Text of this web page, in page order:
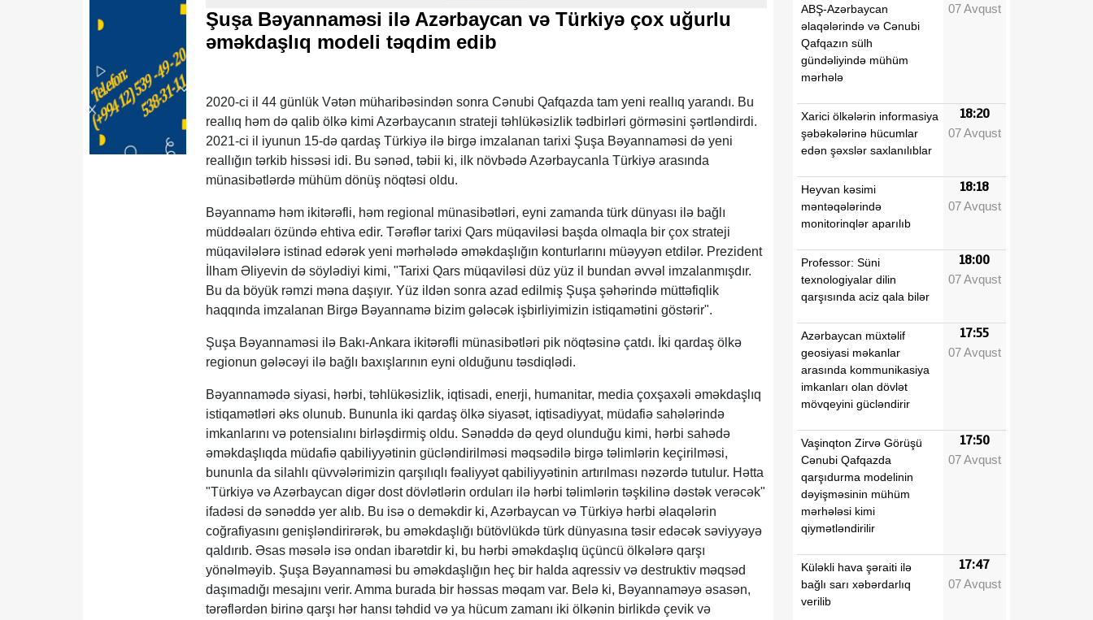
Şuşa Bəyannaməsi ilə Azərbaycan və Türkiyə çox uğurlu
əməkdaşlıq modeli təqdim edib
2020-ci il 44 günlük Vətən müharibəsindən sonra Cənubi Qafqazda tam yeni reallıq yarandı. Bu
reallıq həm də qalib ölkə kimi Azərbaycanın strateji təhlükəsizlik tədbirləri görməsini şərtləndirdi.
2021-ci il iyunun 15-də qardaş Türkiyə ilə birgə imzalanan tarixi Şuşa Bəyannaməsi də yeni
reallığın tərkib hissəsi idi. Bu sənəd, təbii ki, ilk növbədə Azərbaycanla Türkiyə arasında
münasibətlərdə mühüm dönüş nöqtəsi oldu.
Bəyannamə həm ikitərəfli, həm regional münasibətləri, eyni zamanda türk dünyası ilə bağlı
müddəaları özündə ehtiva edir. Tərəflər tarixi Qars müqaviləsi başda olmaqla bir çox strateji
müqavilələrə istinad edərək yeni mərhələdə əməkdaşlığın konturlarını müəyyən etdilər. Prezident
İlham Əliyevin də söylədiyi kimi, "Tarixi Qars müqaviləsi düz yüz il bundan əvvəl imzalanmışdır.
Bu da böyük rəmzi məna daşıyır. Yüz ildən sonra azad edilmiş Şuşa şəhərində müttəfiqlik
haqqında imzalanan Birgə Bəyannamə bizim gələcək işbirliyimizin istiqamətini göstərir".
Şuşa Bəyannaməsi ilə Bakı-Ankara ikitərəfli münasibətləri pik nöqtəsinə çatdı. İki qardaş ölkə
regionun gələcəyi ilə bağlı baxışlarının eyni olduğunu təsdiqlədi.
Bəyannamədə siyasi, hərbi, təhlükəsizlik, iqtisadi, enerji, humanitar, media çoxşaxəli əməkdaşlıq
istiqamətləri əks olunub. Bununla iki qardaş ölkə siyasət, iqtisadiyyat, müdafiə sahələrində
imkanlarını və potensialını birləşdirmiş oldu. Sənəddə də qeyd olunduğu kimi, hərbi sahədə
əməkdaşlıqda müdafiə qabiliyyətinin gücləndirilməsi məqsədilə birgə təlimlərin keçirilməsi,
bununla da silahlı qüvvələrimizin qarşılıqlı fəaliyyət qabiliyyətinin artırılması nəzərdə tutulur. Hətta
"Türkiyə və Azərbaycan digər dost dövlətlərin orduları ilə hərbi təlimlərin təşkilinə dəstək verəcək"
ifadəsi də sənəddə yer alıb. Bu isə o deməkdir ki, Azərbaycan və Türkiyə hərbi əlaqələrin
coğrafiyasını genişləndirirərək, bu əməkdaşlığı bütövlükdə türk dünyasına təsir edəcək səviyyəyə
qaldırıb. Əsas məsələ isə ondan ibarətdir ki, bu hərbi əməkdaşlıq üçüncü ölkələrə qarşı
yönəlməyib. Şuşa Bəyannaməsi bu əməkdaşlığın heç bir halda aqressiv və destruktiv məqsəd
daşımadığı mesajını verir. Amma burada bir həssas məqam var. Belə ki, Bəyannaməyə əsasən,
tərəflərdən birinə qarşı hər hansı təhdid və ya hücum zamanı iki ölkənin birlikdə çevik və
ABŞ-Azərbaycan
əlaqələrində və Cənubi
Qafqazın sülh
gündəliyində mühüm
mərhələ
07 Avqust
Xarici ölkələrin informasiya
şəbəkələrinə hücumlar
edən şəxslər saxlanılıblar
18:20
07 Avqust
Heyvan kəsimi
məntəqələrində
monitorinqlər aparılıb
18:18
07 Avqust
Professor: Süni
texnologiyalar dilin
qarşısında aciz qala bilər
18:00
07 Avqust
Azərbaycan müxtəlif
geosiyasi məkanlar
arasında kommunikasiya
imkanları olan dövlət
mövqeyini gücləndirir
17:55
07 Avqust
Vaşinqton Zirvə Görüşü
Cənubi Qafqazda
qarşıdurma modelinin
dəyişməsinin mühüm
mərhələsi kimi
qiymətləndirilir
17:50
07 Avqust
Küləkli hava şəraiti ilə
bağlı sarı xəbərdarlıq
verilib
17:47
07 Avqust